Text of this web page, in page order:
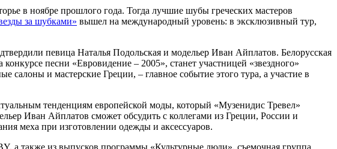
в ноябре прошлого года. Тогда лучшие шубы греческих мастеров
за шубками» вышел на международный уровень: в эксклюзивный тур,
певица Наталья Подольская и модельер Иван Айплатов. Белорусская
песни «Евровидение – 2005», станет участницей «звездного»
и мастерские Греции, – главное событие этого тура, а участие в
тенденциям европейской моды, который «Музенидис Тревел»
Иван Айплатов сможет обсудить с коллегами из Греции, России и
меха при изготовлении одежды и аксессуаров.
а также из выпусков программы «Культурные люди», съемочная группа